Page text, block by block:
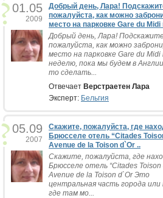
01.05
2009
Добрый день, Лара!
пожалуйста, как можно
место на парковке Gare du Midi
Добрый день, Лара!
пожалуйста, как можно
место на парковке Gare du Midi
неделю, пока мы будем в
то сделать...
Отвечает Верстраетен Лара
Эксперт: Бельгия
05.09
2007
Скажите, пожалуйста, где
Брюсселе отель “Citades
Avenue de la Toison d`Or ..
Скажите, пожалуйста, где
Брюсселе отель “Citades Toison
Avenue de la Toison d`Or Это
центральная часть города
где там мо...